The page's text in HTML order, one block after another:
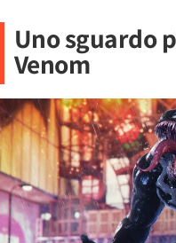
Uno sguardo
Venom